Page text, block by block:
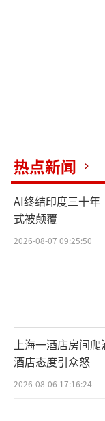
热点新闻
AI终结印度三十
式被颠覆
2026-08-07 09:25:50
上海一酒店房间
酒店态度引众怒
2026-08-06 17:16:24